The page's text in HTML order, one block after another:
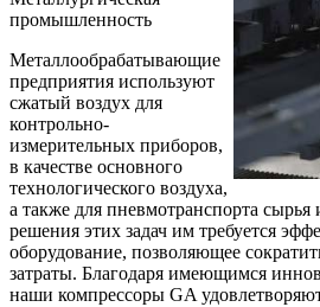
промышленность
Металлообрабатывающие
предприятия используют
сжатый воздух для
контрольно-
измерительных приборов,
в качестве основного
технологического воздуха,
а также для пневмотранспорта
решения этих задач им требуется
оборудование, позволяющее
затраты. Благодаря имеющимся
наши компрессоры GA